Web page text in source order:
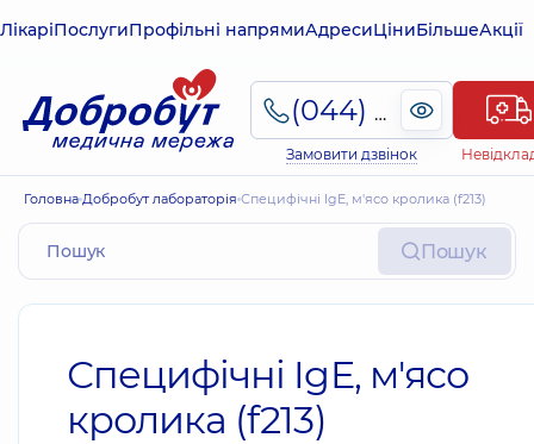
ЛікаріПослугиПрофільні напрямиАдресиЦіниБільшеАкції
(044) 495-2-888
Замовити дзвінок
Головна Добробут лабораторія Специфічні IgE, м'ясо кролика (f213)
Пошук
Специфічні IgE, м'ясо
кролика (f213)